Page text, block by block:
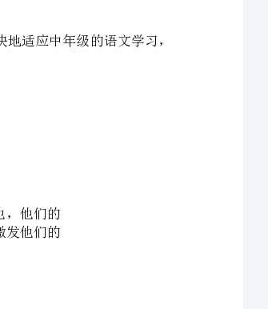
在与人相处的过程中，要擅长相互学习，相互激励，共同进步的道理。